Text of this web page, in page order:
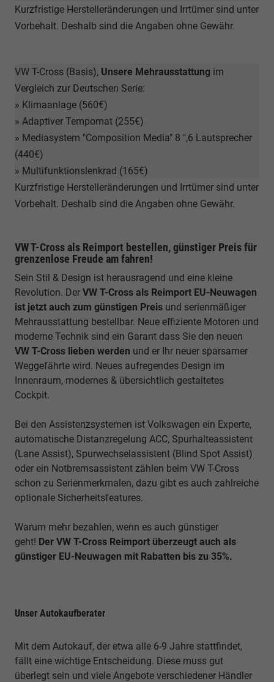
Kurzfristige Herstelleränderungen und Irrtümer sind unter
Vorbehalt. Deshalb sind die Angaben ohne Gewähr.
VW T-Cross (Basis), Unsere Mehrausstattung im
Vergleich zur Deutschen Serie:
» Klimaanlage (560€)
» Adaptiver Tempomat (255€)
» Mediasystem "Composition Media" 8 ",6 Lautsprecher
(440€)
» Multifunktionslenkrad (165€)
Kurzfristige Herstelleränderungen und Irrtümer sind unter
Vorbehalt. Deshalb sind die Angaben ohne Gewähr.
VW T-Cross als Reimport bestellen, günstiger Preis für
grenzenlose Freude am fahren!
Sein Stil & Design ist herausragend und eine kleine
Revolution. Der VW T-Cross als Reimport EU-Neuwagen
ist jetzt auch zum günstigen Preis und serienmäßiger
Mehrausstattung bestellbar. Neue effiziente Motoren und
moderne Technik sind ein Garant dass Sie den neuen
VW T-Cross lieben werden und er Ihr neuer sparsamer
Weggefährte wird. Neues aufregendes Design im
Innenraum, modernes & übersichtlich gestaltetes
Cockpit.
Bei den Assistenzsystemen ist Volkswagen ein Experte,
automatische Distanzregelung ACC, Spurhalteassistent
(Lane Assist), Spurwechselassistent (Blind Spot Assist)
oder ein Notbremsassistent zählen beim VW T-Cross
schon zu Serienmerkmalen, dazu gibt es auch zahlreiche
optionale Sicherheitsfeatures.
Warum mehr bezahlen, wenn es auch günstiger
geht! Der VW T-Cross Reimport überzeugt auch als
günstiger EU-Neuwagen mit Rabatten bis zu 35%.
Unser Autokaufberater
Mit dem Autokauf, der etwa alle 6-9 Jahre stattfindet,
fällt eine wichtige Entscheidung. Diese muss gut
überlegt sein und viele Angebote verschiedener Händler